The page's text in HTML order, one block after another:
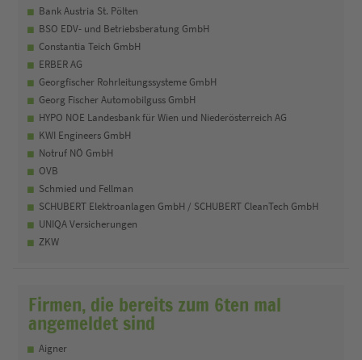
Bank Austria St. Pölten
BSO EDV- und Betriebsberatung GmbH
Constantia Teich GmbH
ERBER AG
Georgfischer Rohrleitungssysteme GmbH
Georg Fischer Automobilguss GmbH
HYPO NOE Landesbank für Wien und Niederösterreich AG
KWI Engineers GmbH
Notruf NÖ GmbH
OVB
Schmied und Fellman
SCHUBERT Elektroanlagen GmbH / SCHUBERT CleanTech GmbH
UNIQA Versicherungen
ZKW
Firmen, die bereits zum 6ten mal
angemeldet sind
Aigner